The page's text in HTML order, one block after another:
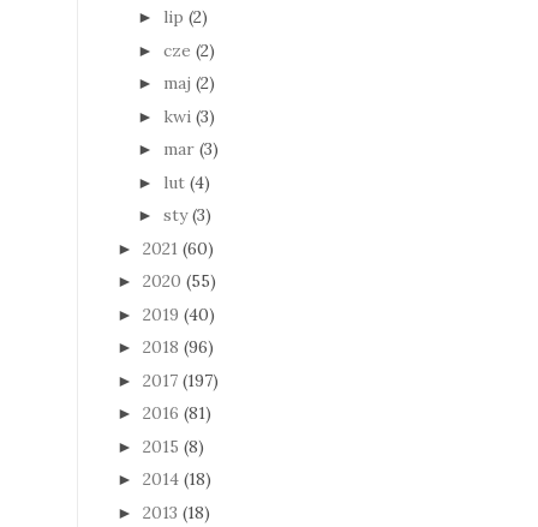
► lip (2)
► cze (2)
► maj (2)
► kwi (3)
► mar (3)
► lut (4)
► sty (3)
► 2021 (60)
► 2020 (55)
► 2019 (40)
► 2018 (96)
► 2017 (197)
► 2016 (81)
► 2015 (8)
► 2014 (18)
► 2013 (18)